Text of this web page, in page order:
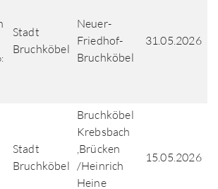
Stadt
Bruchköbel
Neuer-
Friedhof-
Bruchköbel
31.05.2026
Stadt
Bruchköbel
Bruchköbel
Krebsbach
,Brücken
/Heinrich
Heine
15.05.2026